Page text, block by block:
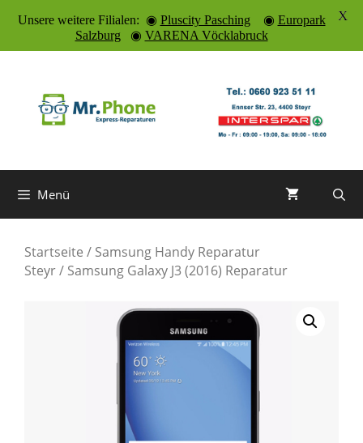
springen
Menü
Startseite / Samsung Handy Reparatur
Steyr/ Samsung Galaxy J3 (2016) Reparatur
Unsere weitere Filialen: ◉ Pluscity Pasching◉ Europark
Salzburg◉ VARENA Vöcklabruck
X